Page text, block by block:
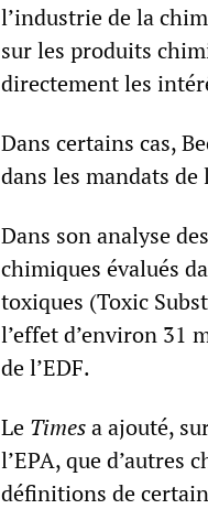
l’industrie de la
sur les produits
directement les
Dans certains cas,
dans les mandats
Dans son analyse
chimiques évalués
toxiques (Toxic
l’effet d’environ 31
de l’EDF.
Le Timesa ajouté,
l’EPA, que d’autres
définitions de